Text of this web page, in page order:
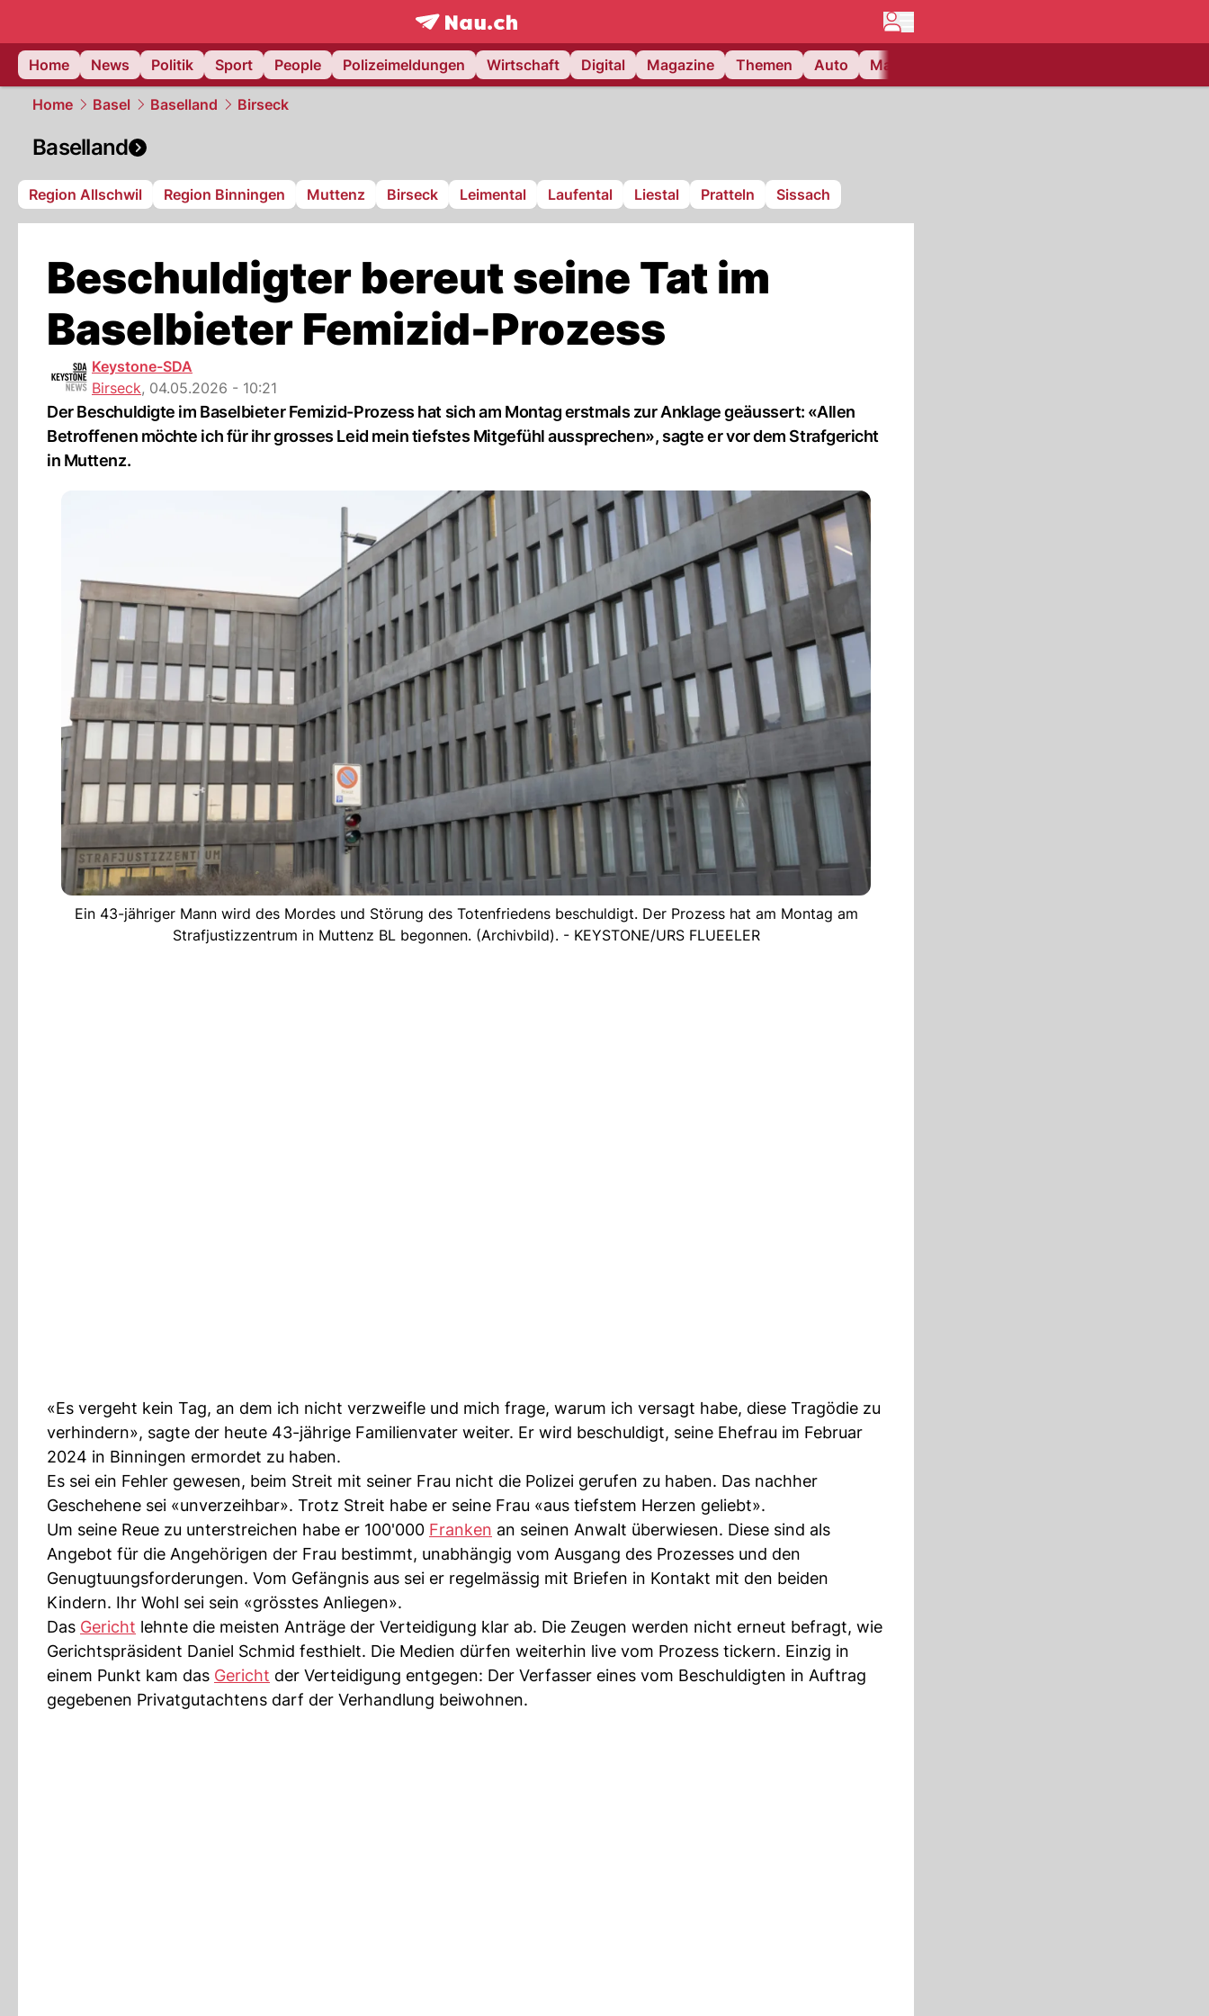
frontpage.NAU.ch
Home
News Politik Sport People Polizeimeldungen Wirtschaft Digital Magazine Themen Auto Matchcenter
Home Basel Baselland Birseck
Baselland
Region Allschwil Region Binningen Muttenz Birseck Leimental Laufental Liestal Pratteln Sissach
Beschuldigter bereut seine Tat im
Baselbieter Femizid-Prozess
Keystone-SDA
Birseck, 04.05.2026 - 10:21
Der Beschuldigte im Baselbieter Femizid-Prozess hat sich am Montag erstmals zur Anklage geäussert: «Allen
Betroffenen möchte ich für ihr grosses Leid mein tiefstes Mitgefühl aussprechen», sagte er vor dem Strafgericht
in Muttenz.
Ein 43-jähriger Mann wird des Mordes und Störung des Totenfriedens beschuldigt. Der Prozess hat am Montag am
Strafjustizzentrum in Muttenz BL begonnen. (Archivbild). - KEYSTONE/URS FLUEELER
«Es vergeht kein Tag, an dem ich nicht verzweifle und mich frage, warum ich versagt habe, diese Tragödie zu
verhindern», sagte der heute 43-jährige Familienvater weiter. Er wird beschuldigt, seine Ehefrau im Februar
2024 in Binningen ermordet zu haben.
Es sei ein Fehler gewesen, beim Streit mit seiner Frau nicht die Polizei gerufen zu haben. Das nachher
Geschehene sei «unverzeihbar». Trotz Streit habe er seine Frau «aus tiefstem Herzen geliebt».
Um seine Reue zu unterstreichen habe er 100'000 Franken an seinen Anwalt überwiesen. Diese sind als
Angebot für die Angehörigen der Frau bestimmt, unabhängig vom Ausgang des Prozesses und den
Genugtuungsforderungen. Vom Gefängnis aus sei er regelmässig mit Briefen in Kontakt mit den beiden
Kindern. Ihr Wohl sei sein «grösstes Anliegen».
Das Gericht lehnte die meisten Anträge der Verteidigung klar ab. Die Zeugen werden nicht erneut befragt, wie
Gerichtspräsident Daniel Schmid festhielt. Die Medien dürfen weiterhin live vom Prozess tickern. Einzig in
einem Punkt kam das Gericht der Verteidigung entgegen: Der Verfasser eines vom Beschuldigten in Auftrag
gegebenen Privatgutachtens darf der Verhandlung beiwohnen.